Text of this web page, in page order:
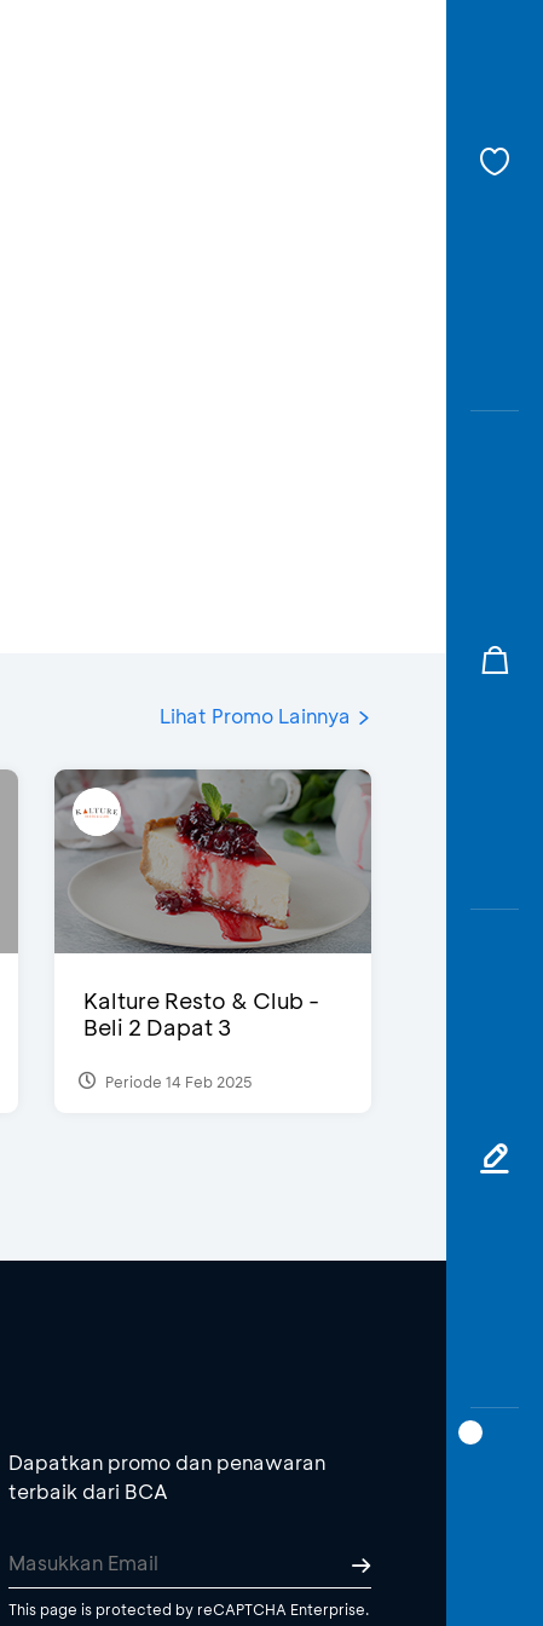
Lihat Promo Lainnya
Kalture Resto & Club -
Beli 2 Dapat 3
Periode 14 Feb 2025
Dapatkan promo dan penawaran
terbaik dari BCA
This page is protected by reCAPTCHA Enterprise.